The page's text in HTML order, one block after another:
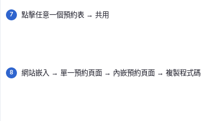
點擊任意一個預約表 → 共用
網站嵌入 → 單一預約頁面 → 內嵌預約頁面 → 複製程式碼